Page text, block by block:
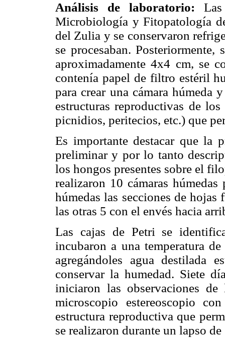
Análisis de laboratorio:
Microbiología y Fitopatología
del Zulia y se conservaron
se procesaban. Posteriormente,
aproximadamente 4x4 cm, se
contenía papel de filtro estéril
para crear una cámara
estructuras reproductivas de
picnidios, peritecios, etc.) que
Es importante destacar que la
preliminar y por lo tanto
los hongos presentes sobre el
realizaron 10 cámaras
húmedas las secciones de
las otras 5 con el envés hacia
Las cajas de Petri se
incubaron a una temperatura
agregándoles agua destilada
conservar la humedad. Siete
iniciaron las observaciones
microscopio estereoscopio
estructura reproductiva que
se realizaron durante un lapso